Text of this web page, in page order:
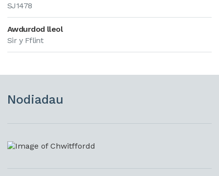
SJ1478
Awdurdod lleol
Sir y Fflint
Nodiadau